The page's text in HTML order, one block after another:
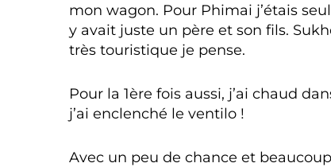
mon wagon. Pour Phimai j’étais
y avait juste un père et son fils.
très touristique je pense.
Pour la 1ère fois aussi, j’ai chaud
j’ai enclenché le ventilo !
Avec un peu de chance et